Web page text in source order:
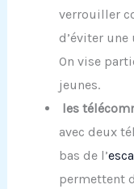
verrouiller
d’éviter
On vise
jeunes.
les
avec deux
bas de l’
permettent